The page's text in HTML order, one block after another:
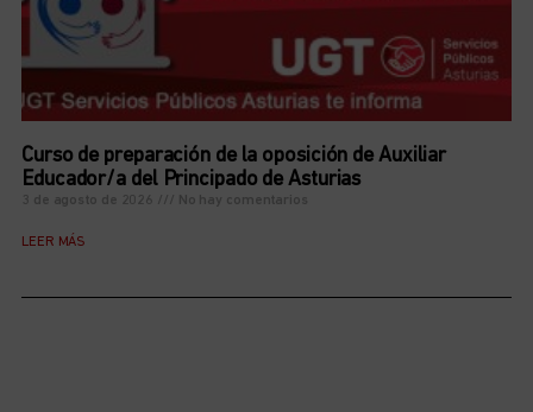
Curso de preparación de la oposición de Auxiliar
Educador/a del Principado de Asturias
3 de agosto de 2026 No hay comentarios
LEER MÁS